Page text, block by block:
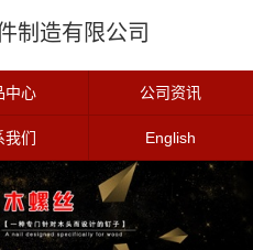
制造有限公司
中心 公司资讯
我们 English